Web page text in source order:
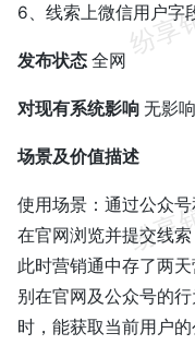
6、线索上微信用户字
发布状态 全网
对现有系统影响 无影响
场景及价值描述
使用场景：通过公众
在官网浏览并提交线
此时营销通中存了两
别在官网及公众号的
时，能获取当前用户